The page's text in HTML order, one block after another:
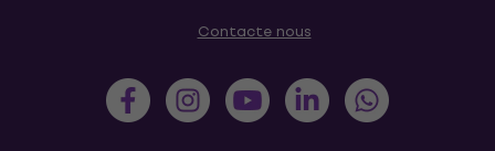
Contacte nous